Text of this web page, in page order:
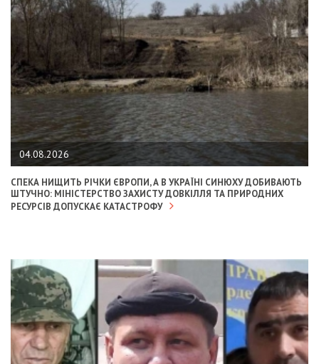
04.08.2026
СПЕКА НИЩИТЬ РІЧКИ ЄВРОПИ, А В УКРАЇНІ СИНЮХУ ДОБИВАЮТЬ
ШТУЧНО: МІНІСТЕРСТВО ЗАХИСТУ ДОВКІЛЛЯ ТА ПРИРОДНИХ
РЕСУРСІВ ДОПУСКАЄ КАТАСТРОФУ